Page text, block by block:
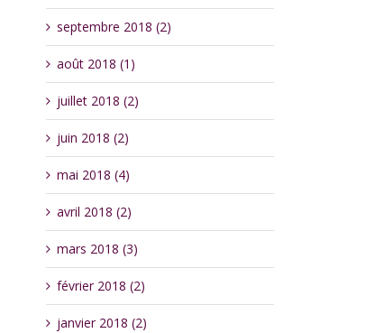
septembre 2018 (2)
août 2018 (1)
juillet 2018 (2)
juin 2018 (2)
mai 2018 (4)
avril 2018 (2)
mars 2018 (3)
février 2018 (2)
janvier 2018 (2)